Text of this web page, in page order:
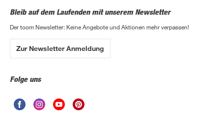
Bleib auf dem Laufenden mit unserem Newsletter
Der toom Newsletter: Keine Angebote und Aktionen mehr verpassen!
Zur Newsletter Anmeldung
Folge uns